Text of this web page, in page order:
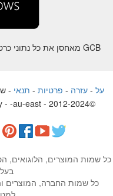
GCB מאחסן את כל נתוני כרטיסי המתנה במכשיר המקומי שלך בלבד.
על-עזרה-פרטיות-תנאי-
©2012-2024 - Gift Card Balance Today - gcb.today - -au-east
שמות המוצרים, הלוגואים,
כל שמות החברה, המוצרים